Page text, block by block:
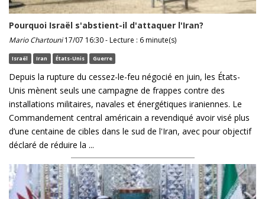
Pourquoi Israël s'abstient-il d'attaquer l'Iran?
Mario Chartouni17/07 16:30 - Lecture : 6 minute(s)
Israël Iran États-Unis Guerre
Depuis la rupture du cessez-le-feu négocié en juin, les États-
Unis mènent seuls une campagne de frappes contre des
installations militaires, navales et énergétiques iraniennes. Le
Commandement central américain a revendiqué avoir visé plus
d’une centaine de cibles dans le sud de l'Iran, avec pour objectif
déclaré de réduire la ...